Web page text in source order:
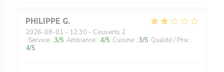
PHILIPPE G
2026-08-01 - 12:30 - Couverts 2
Service : 3/5 Ambiance : 4/5 Cuisine : 3/5 Qualité / Prix :
4/5